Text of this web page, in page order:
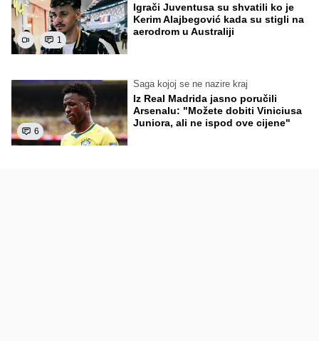
1
Igrači Juventusa su shvatili ko je
Kerim Alajbegović kada su stigli na
aerodrom u Australiji
6
Saga kojoj se ne nazire kraj
Iz Real Madrida jasno poručili
Arsenalu: "Možete dobiti Viniciusa
Juniora, ali ne ispod ove cijene"